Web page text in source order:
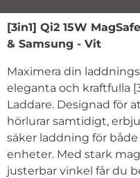
[3in1] Qi2 15W
& Samsung - Vit
Maximera din
eleganta och kraftfulla
Laddare. Designad för
hörlurar samtidigt,
säker laddning för
enheter. Med stark
justerbar vinkel får du